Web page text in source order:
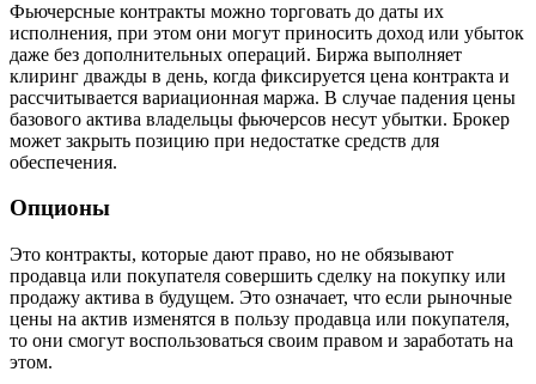
Фьючерсные контракты можно торговать до даты их
исполнения, при этом они могут приносить доход или убыток
даже без дополнительных операций. Биржа выполняет
клиринг дважды в день, когда фиксируется цена контракта и
рассчитывается вариационная маржа. В случае падения цены
базового актива владельцы фьючерсов несут убытки. Брокер
может закрыть позицию при недостатке средств для
обеспечения.
Опционы
Это контракты, которые дают право, но не обязывают
продавца или покупателя совершить сделку на покупку или
продажу актива в будущем. Это означает, что если рыночные
цены на актив изменятся в пользу продавца или покупателя,
то они смогут воспользоваться своим правом и заработать на
этом.